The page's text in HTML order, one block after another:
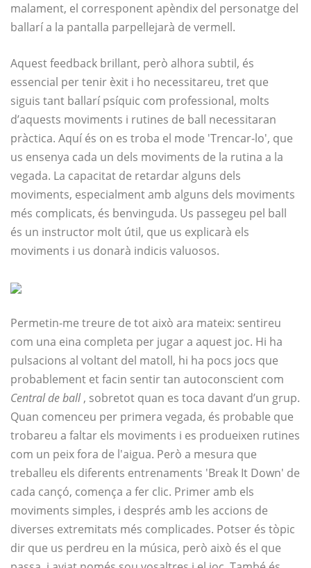
malament, el corresponent apèndix del personatge del
ballarí a la pantalla parpellejarà de vermell.
Aquest feedback brillant, però alhora subtil, és
essencial per tenir èxit i ho necessitareu, tret que
siguis tant ballarí psíquic com professional, molts
d’aquests moviments i rutines de ball necessitaran
pràctica. Aquí és on es troba el mode 'Trencar-lo', que
us ensenya cada un dels moviments de la rutina a la
vegada. La capacitat de retardar alguns dels
moviments, especialment amb alguns dels moviments
més complicats, és benvinguda. Us passegeu pel ball
és un instructor molt útil, que us explicarà els
moviments i us donarà indicis valuosos.
Permetin-me treure de tot això ara mateix: sentireu
com una eina completa per jugar a aquest joc. Hi ha
pulsacions al voltant del matoll, hi ha pocs jocs que
probablement et facin sentir tan autoconscient com
Central de ball, sobretot quan es toca davant d’un grup.
Quan comenceu per primera vegada, és probable que
trobareu a faltar els moviments i es produeixen rutines
com un peix fora de l'aigua. Però a mesura que
treballeu els diferents entrenaments 'Break It Down' de
cada cançó, comença a fer clic. Primer amb els
moviments simples, i després amb les accions de
diverses extremitats més complicades. Potser és tòpic
dir que us perdreu en la música, però això és el que